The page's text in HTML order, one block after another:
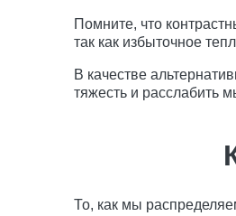
Помните, что
так как избыточное
В качестве
тяжесть и расслабить
То, как мы